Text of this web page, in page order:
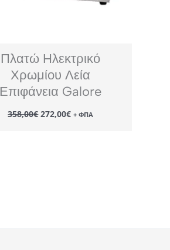
Πλατώ Ηλεκτρικό
Χρωμίου Λεία
Επιφάνεια Galore
358,00€ Original
price
272,00€Η
τρέχουσα
+ ΦΠΑ